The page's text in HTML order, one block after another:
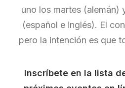
uno los martes (alemán)
(español e inglés). El
pero la intención es que
Inscríbete en la lista